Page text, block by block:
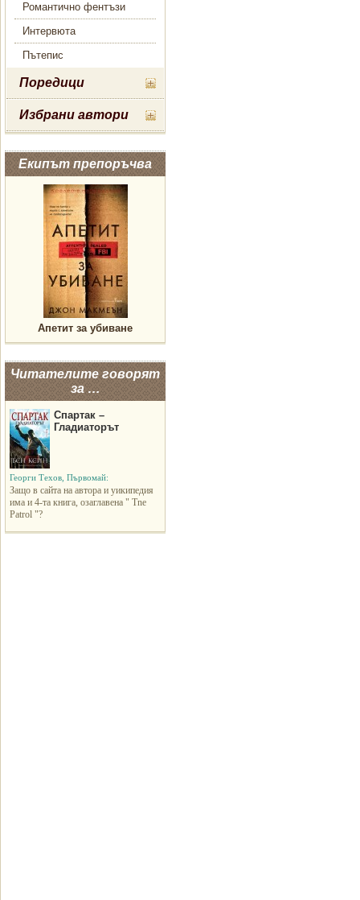
Романтично фентъзи
Интервюта
Пътепис
Поредици
Избрани автори
Екипът препоръчва
Апетит за убиване
Читателите говорят
за …
Спартак –
Гладиаторът
Георги Техов, Първомай:
Защо в сайта на автора и уикипедия
има и 4-та книга, озаглавена " Tne
Patrol "?